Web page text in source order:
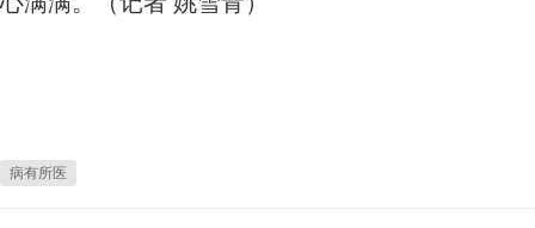
病有所医